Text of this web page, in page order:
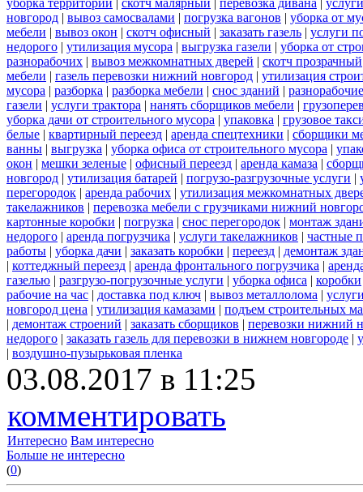
новгород | вывоз самосвалами | погрузка вагонов | уборка от
мебели | вывоз окон | скотч офисный | заказать газель | услуги
недорого | утилизация мусора | выгрузка газели | уборка от
разнорабочих | вывоз межкомнатных дверей | скотч прозрачный
мебели | газель перевозки нижний новгород | утилизация
мусора | разборка | разборка мебели | снос зданий |
газели | услуги трактора | нанять сборщиков мебели |
уборка дачи от строительного мусора | упаковка | грузовое
белые | квартирный переезд | аренда спецтехники | сборщики
ванны | выгрузка | уборка офиса от строительного мусора |
окон | мешки зеленые | офисный переезд | аренда камаза |
новгород | утилизация батарей | погрузо-разгрузочные услуги |
перегородок | аренда рабочих | утилизация межкомнатных
такелажников | перевозка мебели с грузчиками нижний
картонные коробки | погрузка | снос перегородок | монтаж
недорого | аренда погрузчика | услуги такелажников | частные
работы | уборка дачи | заказать коробки | переезд | демонтаж
| коттеджный переезд | аренда фронтального погрузчика |
газелью | разгрузо-погрузочные услуги | уборка офиса | коробки
рабочие на час | доставка под ключ | вывоз металлолома |
новгород цена | утилизация камазами | подъем строительных
| демонтаж строений | заказать сборщиков | перевозки нижний
недорого | заказать газель для перевозки в нижнем новгороде |
| воздушно-пузырьковая пленка
03.08.2017 в 11:25
комментировать
Интересно Вам интересно
Больше не интересно
(0)